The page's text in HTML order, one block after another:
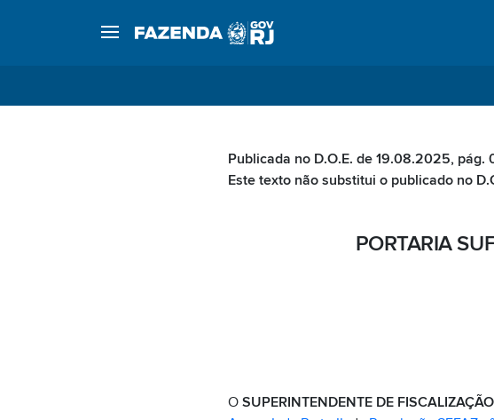
Publicada no D.O.E. de 19.08.2025, pág.
Este texto não substitui o publicado no
PORTARIA
O SUPERINTENDENTE DE